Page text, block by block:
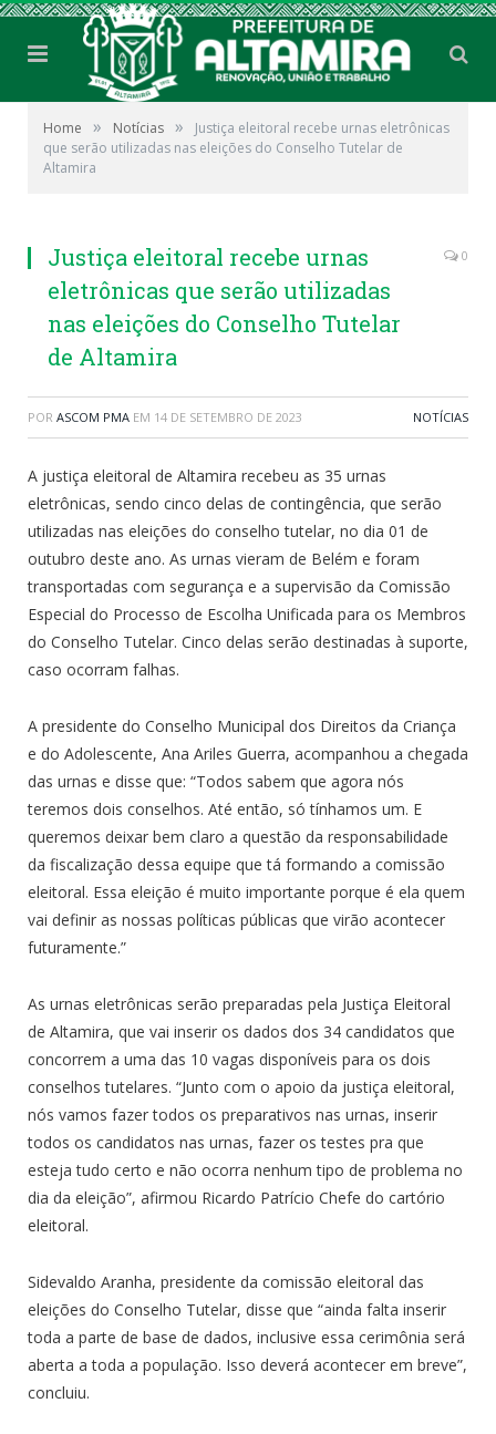
Home » Notícias »
Justiça eleitoral recebe urnas eletrônicas
que serão utilizadas nas eleições do Conselho Tutelar de
Altamira
Justiça eleitoral recebe urnas
eletrônicas que serão utilizadas
nas eleições do Conselho Tutelar
de Altamira
0
POR ASCOM PMA EM 14 DE SETEMBRO DE 2023 NOTÍCIAS
A justiça eleitoral de Altamira recebeu as 35 urnas
eletrônicas, sendo cinco delas de contingência, que serão
utilizadas nas eleições do conselho tutelar, no dia 01 de
outubro deste ano. As urnas vieram de Belém e foram
transportadas com segurança e a supervisão da Comissão
Especial do Processo de Escolha Unificada para os Membros
do Conselho Tutelar. Cinco delas serão destinadas à suporte,
caso ocorram falhas.
A presidente do Conselho Municipal dos Direitos da Criança
e do Adolescente, Ana Ariles Guerra, acompanhou a chegada
das urnas e disse que: “Todos sabem que agora nós
teremos dois conselhos. Até então, só tínhamos um. E
queremos deixar bem claro a questão da responsabilidade
da fiscalização dessa equipe que tá formando a comissão
eleitoral. Essa eleição é muito importante porque é ela quem
vai definir as nossas políticas públicas que virão acontecer
futuramente.”
As urnas eletrônicas serão preparadas pela Justiça Eleitoral
de Altamira, que vai inserir os dados dos 34 candidatos que
concorrem a uma das 10 vagas disponíveis para os dois
conselhos tutelares. “Junto com o apoio da justiça eleitoral,
nós vamos fazer todos os preparativos nas urnas, inserir
todos os candidatos nas urnas, fazer os testes pra que
esteja tudo certo e não ocorra nenhum tipo de problema no
dia da eleição”, afirmou Ricardo Patrício Chefe do cartório
eleitoral.
Sidevaldo Aranha, presidente da comissão eleitoral das
eleições do Conselho Tutelar, disse que “ainda falta inserir
toda a parte de base de dados, inclusive essa cerimônia será
aberta a toda a população. Isso deverá acontecer em breve”,
concluiu.